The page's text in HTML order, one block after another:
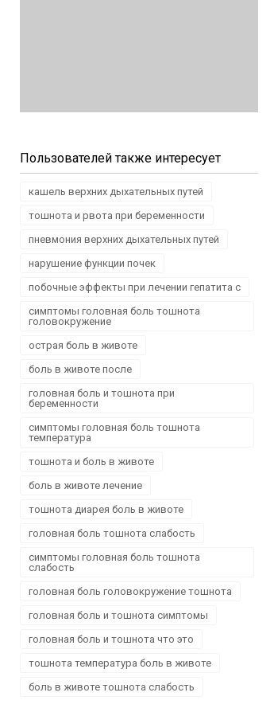
Пользователей также интересует
кашель верхних дыхательных путей
тошнота и рвота при беременности
пневмония верхних дыхательных путей
нарушение функции почек
побочные эффекты при лечении гепатита с
симптомы головная боль тошнота
головокружение
острая боль в животе
боль в животе после
головная боль и тошнота при
беременности
симптомы головная боль тошнота
температура
тошнота и боль в животе
боль в животе лечение
тошнота диарея боль в животе
головная боль тошнота слабость
симптомы головная боль тошнота
слабость
головная боль головокружение тошнота
головная боль и тошнота симптомы
головная боль и тошнота что это
тошнота температура боль в животе
боль в животе тошнота слабость